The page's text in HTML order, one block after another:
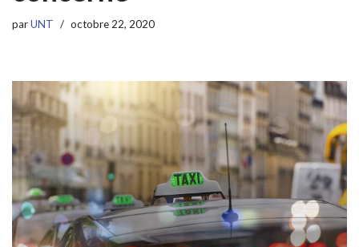
parUNT octobre 22, 2020